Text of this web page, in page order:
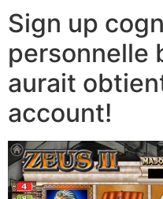
Sign up
personnelle
aurait
account!